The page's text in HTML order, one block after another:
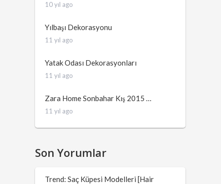
10 yıl ago
Yılbaşı Dekorasyonu
11 yıl ago
Yatak Odası Dekorasyonları
11 yıl ago
Zara Home Sonbahar Kış 2015 …
11 yıl ago
Son Yorumlar
Trend: Saç Küpesi Modelleri [Hair